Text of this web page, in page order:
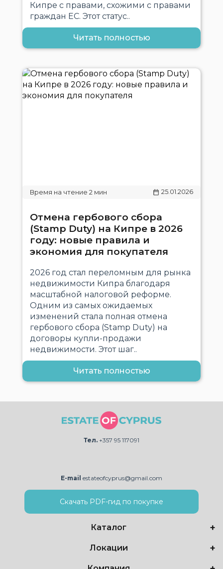
Кипре с правами, схожими с правами
граждан ЕС. Этот статус..
Читать полностью
25.01.2026
Отмена гербового сбора
(Stamp Duty) на Кипре в 2026
году: новые правила и
экономия для покупателя
2026 год стал переломным для рынка
недвижимости Кипра благодаря
масштабной налоговой реформе.
Одним из самых ожидаемых
изменений стала полная отмена
гербового сбора (Stamp Duty) на
договоры купли-продажи
недвижимости. Этот шаг..
Читать полностью
Тел. +357 95 117091
E-mail estateofcyprus@gmail.com
Скачать PDF-гид по покупке
Каталог
Локации